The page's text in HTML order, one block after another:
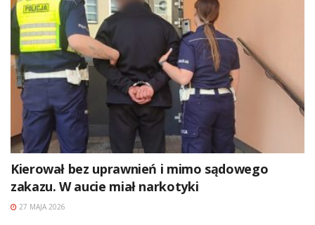
Kierował bez uprawnień i mimo sądowego
zakazu. W aucie miał narkotyki
27 MAJA 2026